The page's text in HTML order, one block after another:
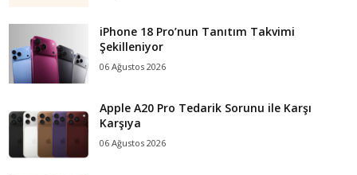
iPhone 18 Pro’nun Tanıtım Takvimi
Şekilleniyor
06 Ağustos 2026
Apple A20 Pro Tedarik Sorunu ile Karşı
Karşıya
06 Ağustos 2026